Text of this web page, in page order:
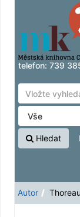
Zobrazuji
David, 1817-1862'
Přeskočit na
telefon: 739
Hledat
Autor